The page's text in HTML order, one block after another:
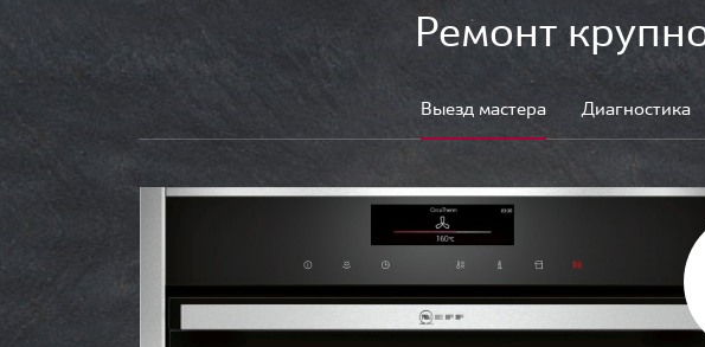
Ремонт
Выезд мастера Диагностика